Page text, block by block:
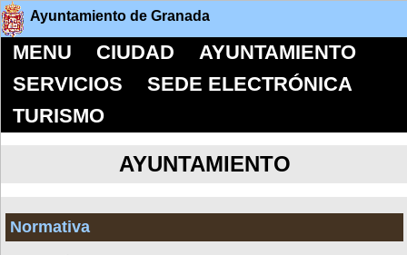
Ayuntamiento de Granada
MENU CIUDAD
AYUNTAMIENTO
SERVICIOS
SEDE ELECTRÓNICA
TURISMO
AYUNTAMIENTO
Normativa